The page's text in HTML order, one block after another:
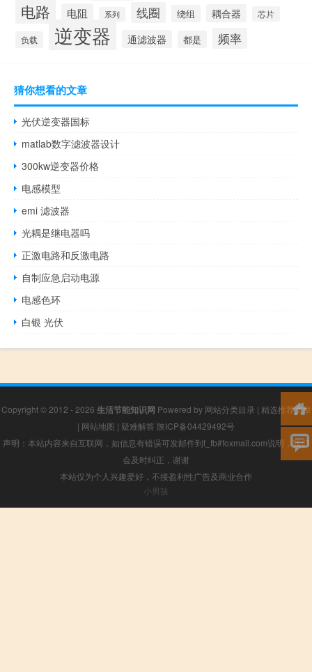
电路 电阻 系列 线圈 绕组 耦合器 芯片
负载 逆变器 通滤波器 都是 频率
猜你想看的文章
光伏逆变器国标
matlab数字滤波器设计
300kw逆变器价格
电感模型
emi 滤波器
光耦是继电器吗
正激电路和反激电路
自制应急启动电源
电感色环
白银 光伏
Copyright © 2012 - 2026 生活节能知识网 Powered by 网站分类目录 | 精选推荐文章
| 网站地图 | 疑难解答 陕ICP备04429492号
声明：本站内容来自互联网，如信息有错误可发邮件到f_fb#foxmail.com说明，我们
会及时纠正，谢谢
本站仅为个人兴趣爱好，不接盈利性广告及商业合作
小男孩